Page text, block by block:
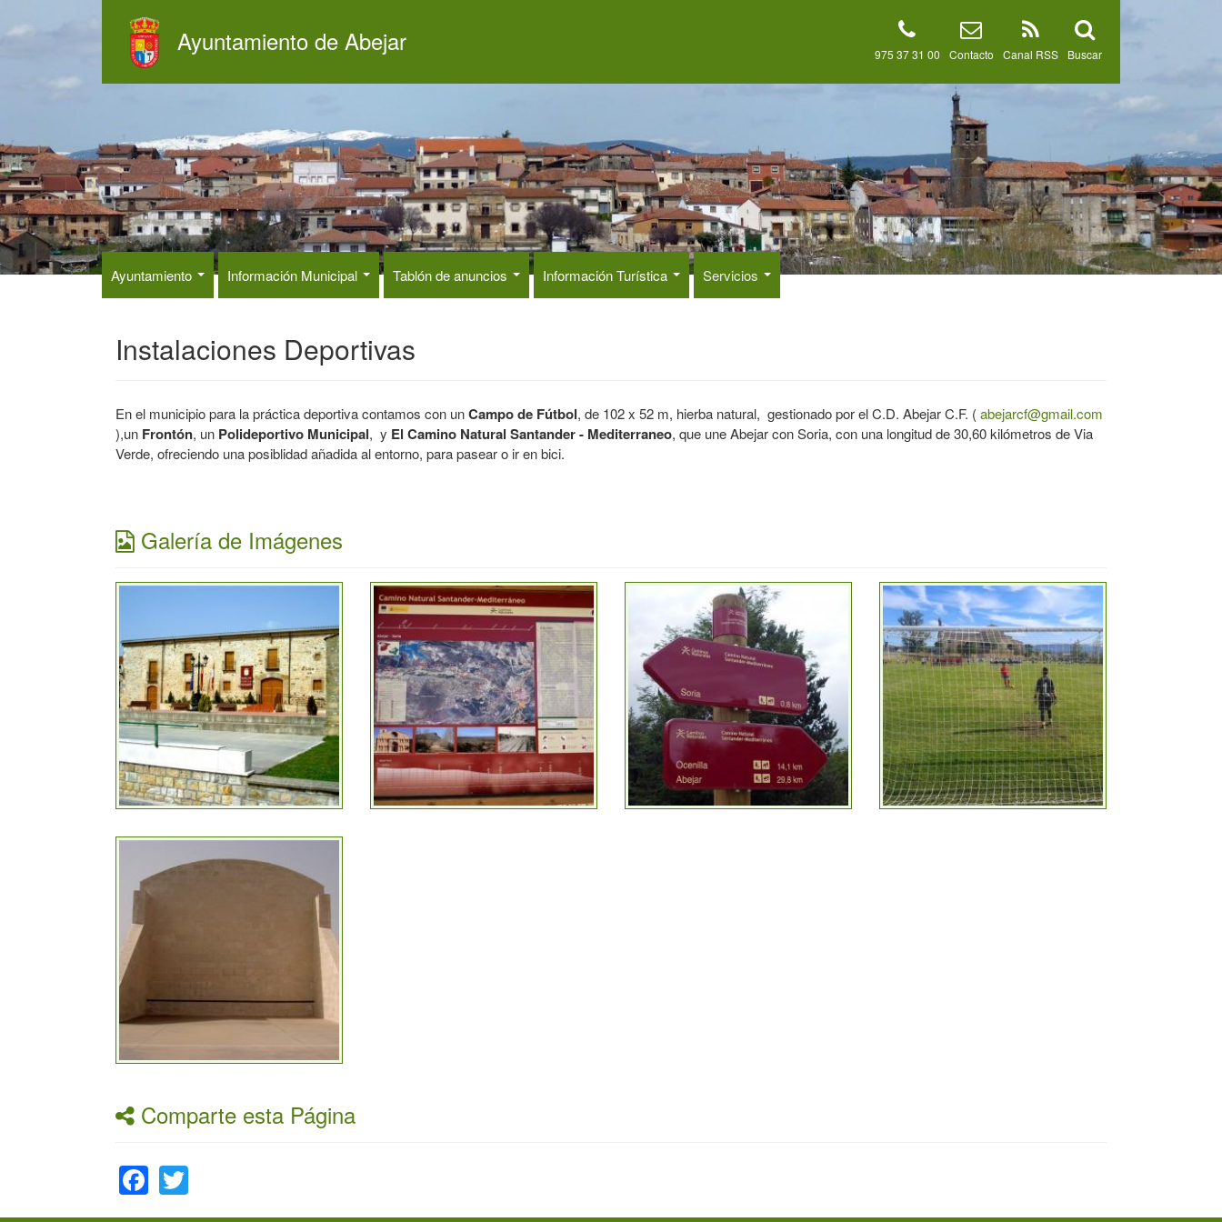
al
Ayuntamiento de Abejar Buscar
Canal RSS
Contacto
975 37 31 00
Ayuntamiento Información Municipal Tablón de anuncios Información Turística Servicios
Instalaciones Deportivas
En el municipio para la práctica deportiva contamos con unCampo de Fútbol, de 102 x 52 m, hierba natural, gestionado por el C.D. Abejar C.F. (abejarcf@gmail.com
),un Frontón, un Polideportivo Municipal, y El Camino Natural Santander - Mediterraneo, que une Abejar con Soria, con una longitud de 30,60 kilómetros de Via
Verde, ofreciendo una posiblidad añadida al entorno, para pasear o ir en bici.
Galería de Imágenes
Comparte esta Página
Facebook